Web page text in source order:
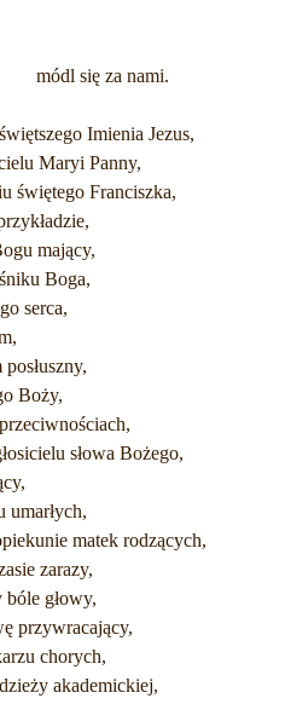
się za nami.
Imienia Jezus,
Maryi Panny,
świętego Franciszka,
mający,
Boga,
serca,
Boży,
słowa Bożego,
umarłych,
matek rodzących,
zarazy,
głowy,
przywracający,
chorych,
akademickiej,